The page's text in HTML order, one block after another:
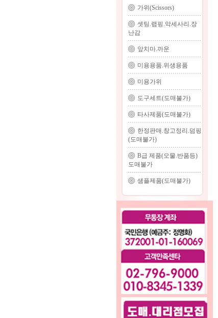
가위(Scissors)
셋팅.랩핑.악세사리.장
난감
앞치마.까운
미용용품.위생용품
미용가위
도구세트(도매불가)
타사제품(도매불가)
한정판매.창고정리.덤핑
(도매불가)
B급 제품(오물.반품등)
도매불가
샘플제품(도매불가)